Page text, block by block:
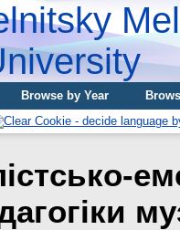
Browse by Year